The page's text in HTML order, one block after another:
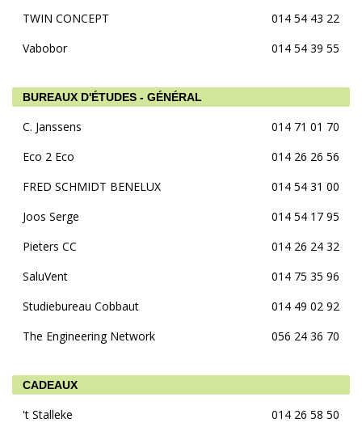
TWIN CONCEPT
014 54 43 22
Vabobor
014 54 39 55
BUREAUX D'ÉTUDES - GÉNÉRAL
C. Janssens
014 71 01 70
Eco 2 Eco
014 26 26 56
FRED SCHMIDT BENELUX
014 54 31 00
Joos Serge
014 54 17 95
Pieters CC
014 26 24 32
SaluVent
014 75 35 96
Studiebureau Cobbaut
014 49 02 92
The Engineering Network
056 24 36 70
CADEAUX
't Stalleke 014 26 58 50